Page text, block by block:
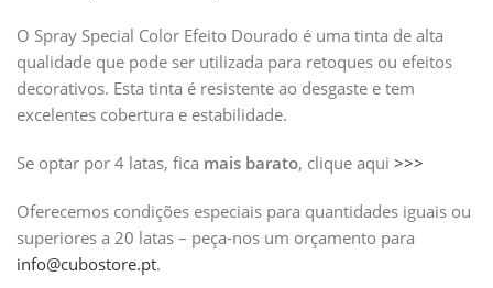
O Spray Special Color Efeito Dourado é uma tinta de alta
qualidade que pode ser utilizada para retoques ou efeitos
decorativos. Esta tinta é resistente ao desgaste e tem
excelentes cobertura e estabilidade.
Se optar por 4 latas, fica mais barato, clique aqui>>>
Oferecemos condições especiais para quantidades iguais ou
superiores a 20 latas – peça-nos um orçamento para
info@cubostore.pt.